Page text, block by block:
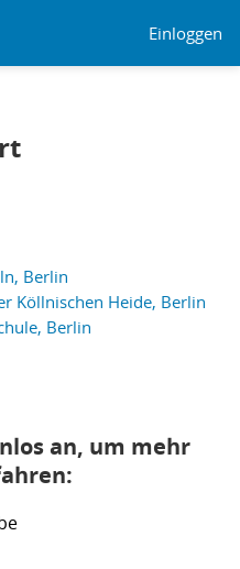
Einloggen
Berlin
Köllnischen Heide, Berlin
Berlin
an, um mehr